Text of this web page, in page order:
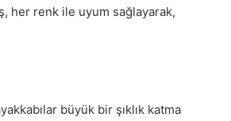
her renk ile uyum sağlayarak,
büyük bir şıklık katma